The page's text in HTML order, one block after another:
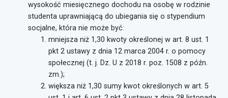
wysokość miesięcznego dochodu na osobę w rodzinie
studenta uprawniającą do ubiegania się o stypendium
socjalne, która nie może być:
mniejsza niż 1,30 kwoty określonej w art. 8 ust. 1
pkt 2 ustawy z dnia 12 marca 2004 r. o pomocy
społecznej (t. j. Dz. U z 2018 r. poz. 1508 z późn.
zm.);
większa niż 1,30 sumy kwot określonych w art. 5